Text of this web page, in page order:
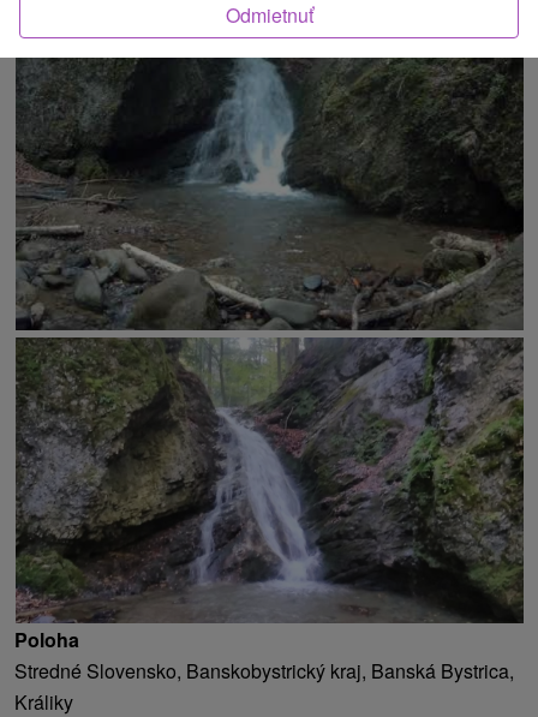
Poloha
Stredné Slovensko, Banskobystrický kraj, Banská Bystrica,
Králiky
Odmietnuť